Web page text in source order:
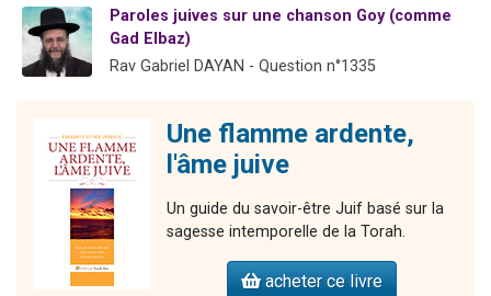
Nouvelle émission radio : Visions de grandeur n°104 : Le Chabbath et le Birkat Hamazone à travers le temps
Eva vient de donner son Maasser
Paroles juives sur une chanson Goy (comme
Gad Elbaz)
Rav Gabriel DAYAN - Question n°1335
Une flamme ardente,
l'âme juive
Un guide du savoir-être Juif basé sur la
sagesse intemporelle de la Torah.
acheter ce livre